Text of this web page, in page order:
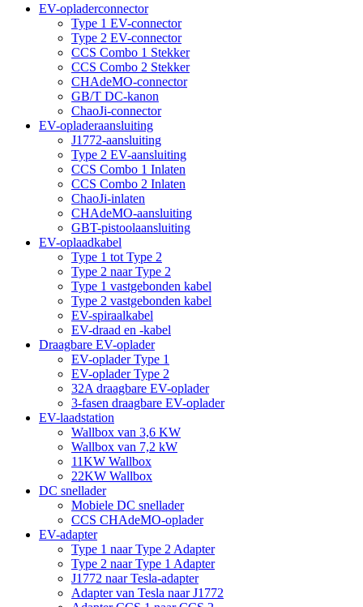
EV-opladerconnector
Type 1 EV-connector
Type 2 EV-connector
CCS Combo 1 Stekker
CCS Combo 2 Stekker
CHAdeMO-connector
GB/T DC-kanon
ChaoJi-connector
EV-opladeraansluiting
J1772-aansluiting
Type 2 EV-aansluiting
CCS Combo 1 Inlaten
CCS Combo 2 Inlaten
ChaoJi-inlaten
CHAdeMO-aansluiting
GBT-pistoolaansluiting
EV-oplaadkabel
Type 1 tot Type 2
Type 2 naar Type 2
Type 1 vastgebonden kabel
Type 2 vastgebonden kabel
EV-spiraalkabel
EV-draad en -kabel
Draagbare EV-oplader
EV-oplader Type 1
EV-oplader Type 2
32A draagbare EV-oplader
3-fasen draagbare EV-oplader
EV-laadstation
Wallbox van 3,6 KW
Wallbox van 7,2 kW
11KW Wallbox
22KW Wallbox
DC snellader
Mobiele DC snellader
CCS CHAdeMO-oplader
EV-adapter
Type 1 naar Type 2 Adapter
Type 2 naar Type 1 Adapter
J1772 naar Tesla-adapter
Adapter van Tesla naar J1772